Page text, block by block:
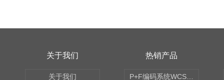
关于我们
关于我们
热销产品